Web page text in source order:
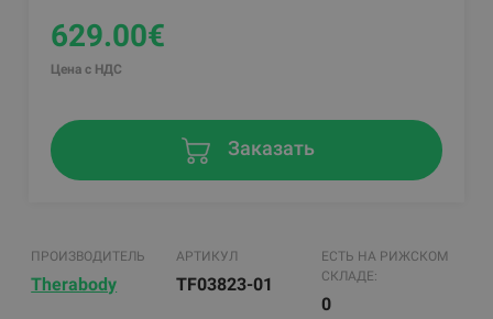
629.00€
Цена с НДС
Заказать
ПРОИЗВОДИТЕЛЬ
Therabody
АРТИКУЛ
TF03823-01
ЕСТЬ НА РИЖСКОМ
СКЛАДЕ:
0